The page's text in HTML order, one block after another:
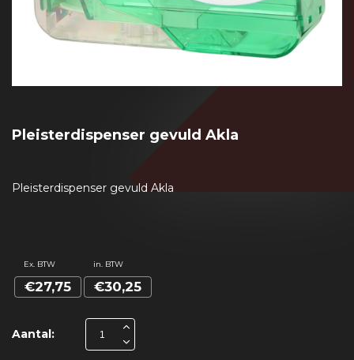
Pleisterdispenser gevuld Akla
Pleisterdispenser gevuld Akla
Aantal:
Ex. BTW in. BTW
€27,75 €30,25